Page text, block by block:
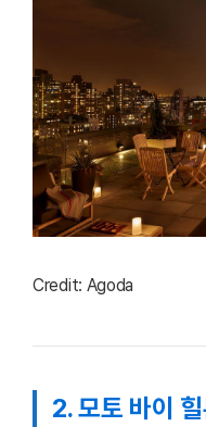
Credit: Agoda
2. 모토 바이